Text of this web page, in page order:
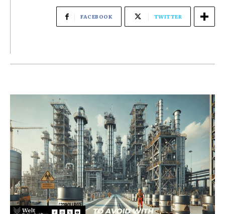
FACEBOOK TWITTER